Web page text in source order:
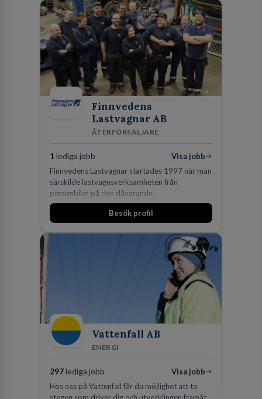
Finnvedens
Lastvagnar AB
ÅTERFÖRSÄLJARE
1lediga jobb
Visa jobb
Finnvedens Lastvagnar startades 1997 när man
särskilde lastvagnsverksamheten från
personbilar på den dåvarande
huvudanläggningen i Värnamo. Sedan dess har
man expanderat kraftigt genom ett antal
den största privata återförsäljaren av Volvo
Lastvagnar och finns representerade på 20
Besök profil
Vattenfall AB
ENERGI
297lediga jobb
Visa jobb
Hos oss på Vattenfall får du möjlighet att ta